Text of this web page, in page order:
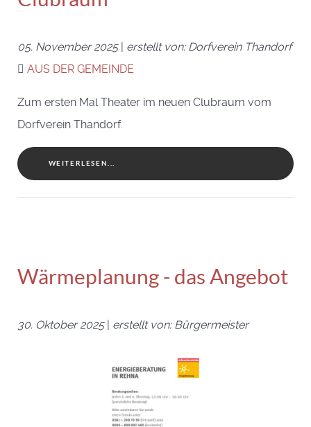
05. November 2025 | erstellt von: Dorfverein Thandorf
AUS DER GEMEINDE
Zum ersten Mal Theater im neuen Clubraum vom
Dorfverein Thandorf.
WEITERLESEN...
Wärmeplanung - das Angebot
30. Oktober 2025 | erstellt von: Bürgermeister